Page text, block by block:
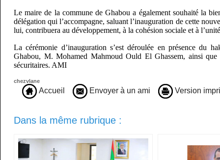
Le maire de la commune de Ghabou a également souhaité la
délégation qui l’accompagne, saluant l’inauguration de cette
lui, contribuera au développement, à la cohésion sociale et à
La cérémonie d’inauguration s’est déroulée en présence du
Ghabou, M. Mohamed Mahmoud Ould El Ghassem, ainsi que
sécuritaires. AMI
chezvlane
Accueil Envoyer à un ami Version
Dans la même rubrique :